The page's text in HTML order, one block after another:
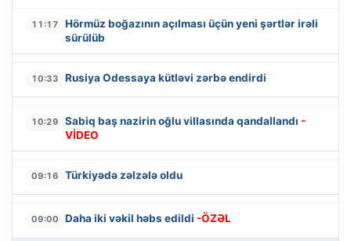
11:17
Hörmüz boğazının açılması üçün yeni şərtlər irəli
sürülüb
10:33 Rusiya Odessaya kütləvi zərbə endirdi
10:29 Sabiq baş nazirin oğlu villasında qandallandı -
VİDEO
09:16 Türkiyədə zəlzələ oldu
09:00 Daha iki vəkil həbs edildi -ÖZƏL